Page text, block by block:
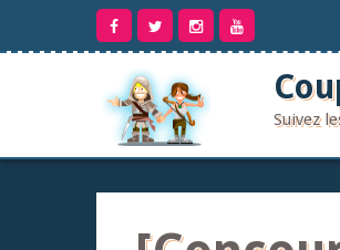
contenu
Suivez